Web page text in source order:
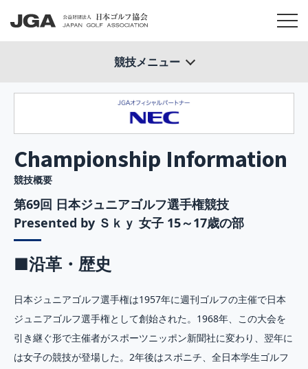
Championship Information
競技概要
第69回 日本ジュニアゴルフ選手権競技
Presented by Ｓｋｙ 女子 15～17歳の部
■沿革・歴史
日本ジュニアゴルフ選手権は1957年に週刊ゴルフの主催で日本
ジュニアゴルフ選手権として創始された。1968年、この大会を
引き継ぐ形で主催者がスポーツニッポン新聞社に変わり、翌年に
は女子の競技が登場した。2年後はスポニチ、全日本学生ゴルフ
競技メニュー